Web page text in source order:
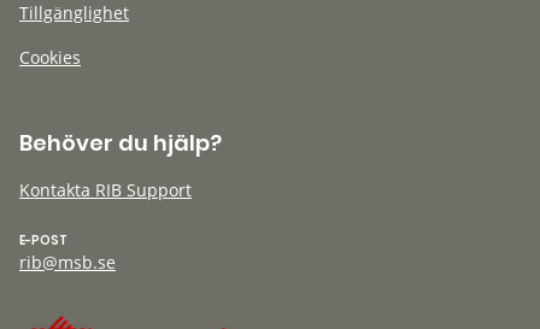
Tillgänglighet
Cookies
Behöver du hjälp?
Kontakta RIB Support
E-POST
rib@msb.se